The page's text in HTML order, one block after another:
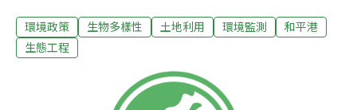
破壞、海洋生態及漁業活動之衝擊是必然的，這就屬實質
可見的利益衝突。利益衝突可藉由彼此降低興趣門閥值
只有施行替代方案之零方案，也就是終止開發行為。在海
洋環境的部份，可以陸上棄土取代不穩定的養灘計劃、以
環境政策 生物多樣性 土地利用 環境監測
和平港
生態工程